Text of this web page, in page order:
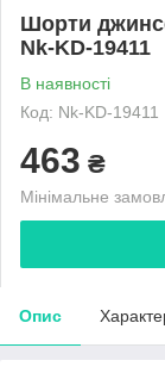
Шорти
Nk-KD-19411
В наявності
Код: Nk-KD-19411
463 ₴
Мінімальне
Опис